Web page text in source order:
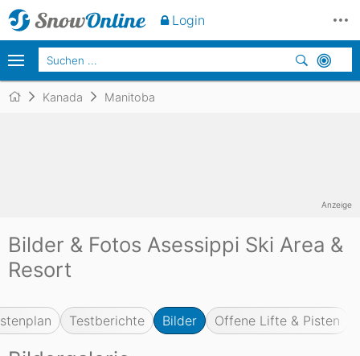
Kanada Manitoba
Bilder & Fotos Asessippi Ski Area &
Resort
Testberichte Bilder Offene Lifte & Pisten
Anzeige
Login